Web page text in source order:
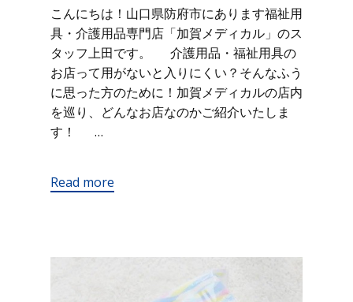
こんにちは！山口県防府市にあります福祉用
具・介護用品専門店「加賀メディカル」のス
タッフ上田です。 介護用品・福祉用具の
お店って用がないと入りにくい？そんなふう
に思った方のために！加賀メディカルの店内
を巡り、どんなお店なのかご紹介いたしま
す！ …
Read more